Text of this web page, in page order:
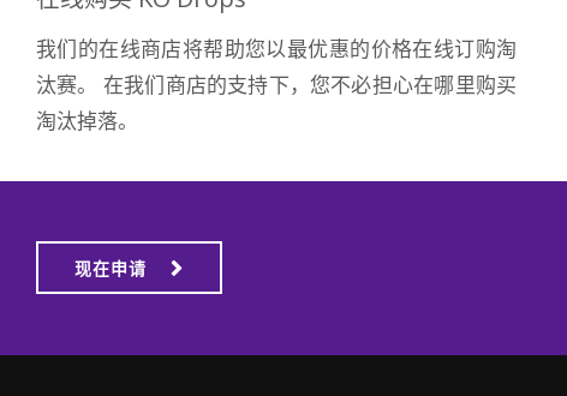
我们的在线商店将帮助您以最优惠的价格在线订购淘
汰赛。 在我们商店的支持下，您不必担心在哪里购买
淘汰掉落。
现在申请